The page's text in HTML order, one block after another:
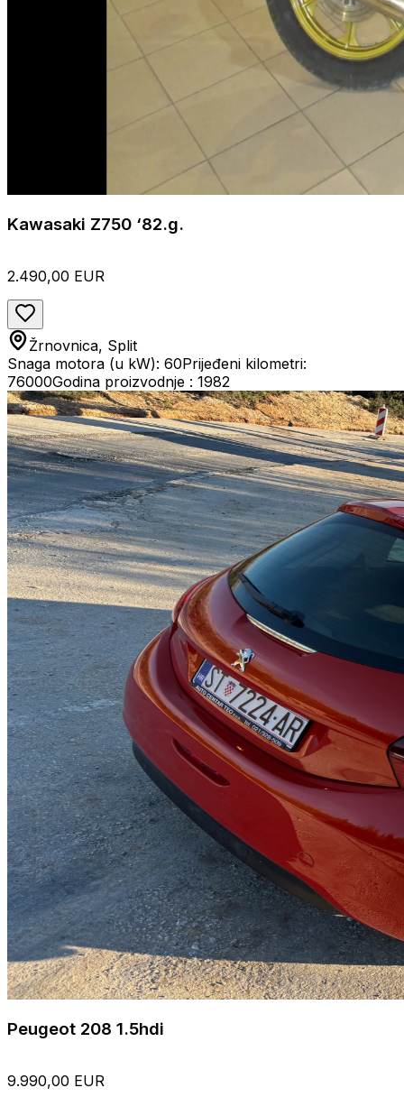
Kawasaki Z750 ‘82.g.
2.490,00 EUR
Žrnovnica, Split
Snaga motora (u kW): 60Prijeđeni kilometri:
76000Godina proizvodnje : 1982
Peugeot 208 1.5hdi
9.990,00 EUR